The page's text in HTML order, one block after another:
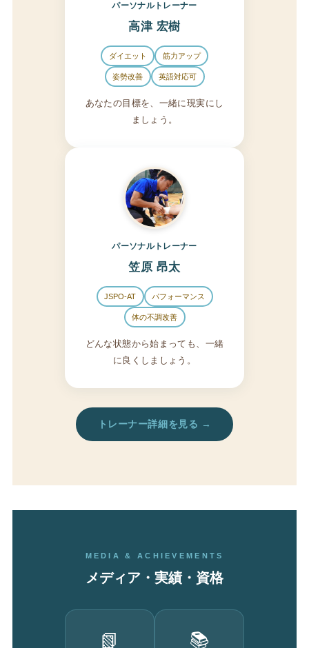
パーソナルトレーナー
高津 宏樹
ダイエット 筋力アップ
姿勢改善 英語対応可
あなたの目標を、一緒に現実にし
ましょう。
パーソナルトレーナー
笠原 昂太
JSPO-AT パフォーマンス
体の不調改善
どんな状態から始まっても、一緒
に良くしましょう。
トレーナー詳細を見る →
MEDIA & ACHIEVEMENTS
メディア・実績・資格
📗 📚